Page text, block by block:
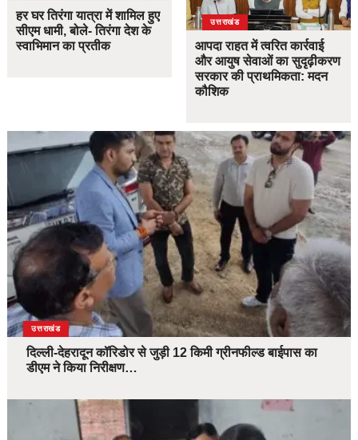
हर घर तिरंगा यात्रा में शामिल हुए
सीएम धामी, बोले- तिरंगा देश के
स्वाभिमान का प्रतीक
उत्तराखंड
आपदा राहत में त्वरित कार्रवाई
और आयुष सेवाओं का सुदृढ़ीकरण
सरकार की प्राथमिकता: मदन
कौशिक
उत्तराखंड
दिल्ली-देहरादून कॉरिडोर से जुड़ी 12 किमी ग्रीनफील्ड बाईपास का
डीएम ने किया निरीक्षण…